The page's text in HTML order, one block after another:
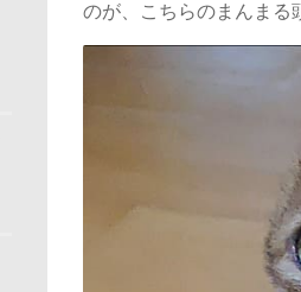
のが、こちらのまんまる